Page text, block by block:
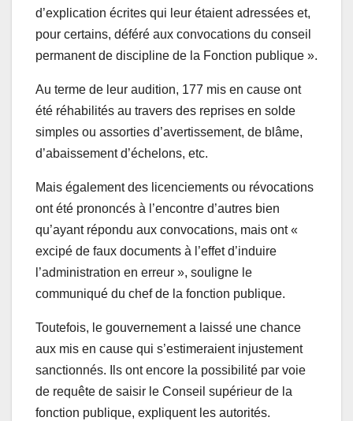
d’explication écrites qui leur étaient adressées et,
pour certains, déféré aux convocations du conseil
permanent de discipline de la Fonction publique ».
Au terme de leur audition, 177 mis en cause ont
été réhabilités au travers des reprises en solde
simples ou assorties d’avertissement, de blâme,
d’abaissement d’échelons, etc.
Mais également des licenciements ou révocations
ont été prononcés à l’encontre d’autres bien
qu’ayant répondu aux convocations, mais ont «
excipé de faux documents à l’effet d’induire
l’administration en erreur », souligne le
communiqué du chef de la fonction publique.
Toutefois, le gouvernement a laissé une chance
aux mis en cause qui s’estimeraient injustement
sanctionnés. Ils ont encore la possibilité par voie
de requête de saisir le Conseil supérieur de la
fonction publique, expliquent les autorités.